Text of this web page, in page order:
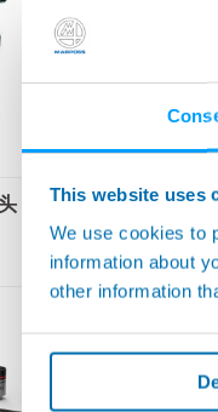
This website uses
We use cookies to
information about
other information